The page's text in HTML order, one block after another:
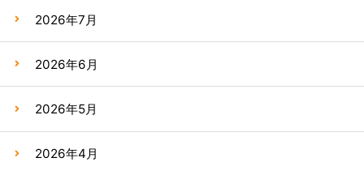
2026年7月
2026年6月
2026年5月
2026年4月